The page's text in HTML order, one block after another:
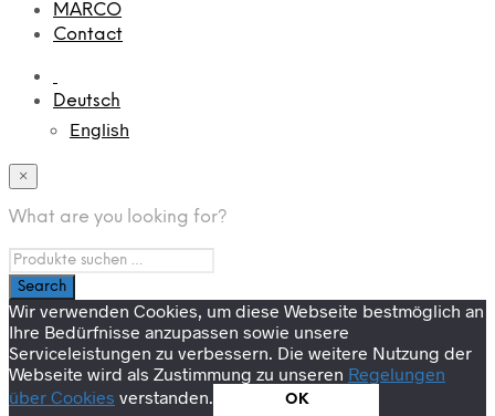
MARCO
Contact
Deutsch
English
×
What are you looking for?
Wir verwenden Cookies, um diese Webseite bestmöglich an
Ihre Bedürfnisse anzupassen sowie unsere
Serviceleistungen zu verbessern. Die weitere Nutzung der
Webseite wird als Zustimmung zu unseren Regelungen
über Cookies verstanden. OK